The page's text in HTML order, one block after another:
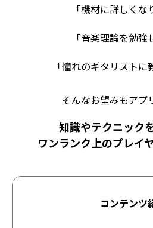
「機材に詳しくな
「音楽理論を勉強
「憧れのギタリストに
そんなお望みもアプ
知識やテクニック
ワンランク上のプレイ
コンテンツ